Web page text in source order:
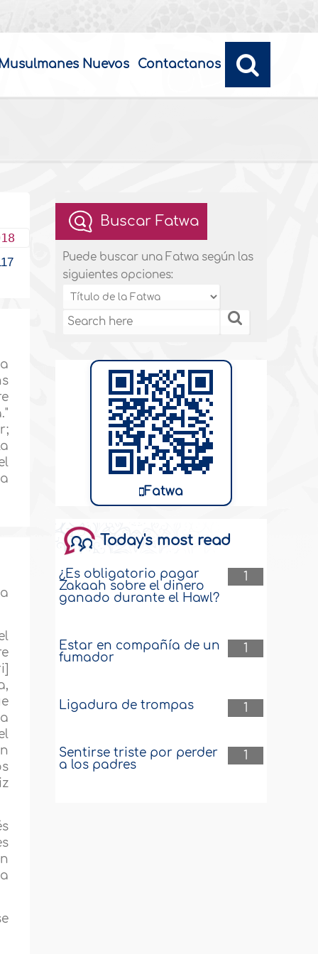
Nuevos Contactanos
Buscar Fatwa
Puede buscar una Fatwa según las
siguientes opciones:
Fatwa
Today's most read
1
¿Es obligatorio pagar
Zakaah sobre el dinero
ganado durante el Hawl?
1
Estar en compañía de un
fumador
1
Ligadura de trompas
1
Sentirse triste por perder
a los padres